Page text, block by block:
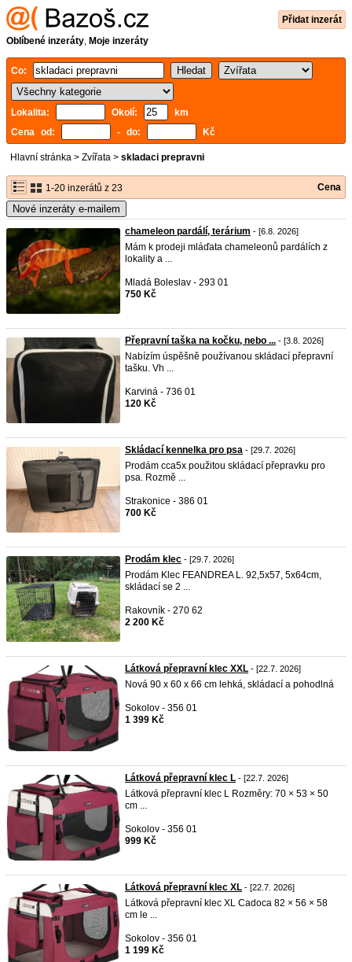
Přidat inzerát
Oblíbené inzeráty, Moje inzeráty
Co:
Lokalita: Okolí:
km
Cena od:
- do: Kč
Hlavní stránka > Zvířata > skladaci prepravni
1-20 inzerátů z 23 Cena
Nové inzeráty e-mailem
chameleon pardálí, terárium - [6.8. 2026]
Mám k prodeji mláďata chameleonů pardálích z
lokality a ...
Mladá Boleslav - 293 01
750 Kč
Přepravní taška na kočku, nebo ... - [3.8. 2026]
Nabízím úspěšně používanou skládací přepravní
tašku. Vh ...
Karviná - 736 01
120 Kč
Skládací kennelka pro psa - [29.7. 2026]
Prodám cca5x použitou skládací přepravku pro
psa. Rozmě ...
Strakonice - 386 01
700 Kč
Prodám klec - [29.7. 2026]
Prodám Klec FEANDREA L. 92,5x57, 5x64cm,
skládací se 2 ...
Rakovník - 270 62
2 200 Kč
Látková přepravní klec XXL - [22.7. 2026]
Nová 90 x 60 x 66 cm lehká, skládací a pohodlná
Sokolov - 356 01
1 399 Kč
Látková přepravní klec L - [22.7. 2026]
Látková přepravní klec L Rozměry: 70 × 53 × 50
cm ...
Sokolov - 356 01
999 Kč
Látková přepravní klec XL - [22.7. 2026]
Látková přepravní klec XL Cadoca 82 × 56 × 58
cm le ...
Sokolov - 356 01
1 199 Kč